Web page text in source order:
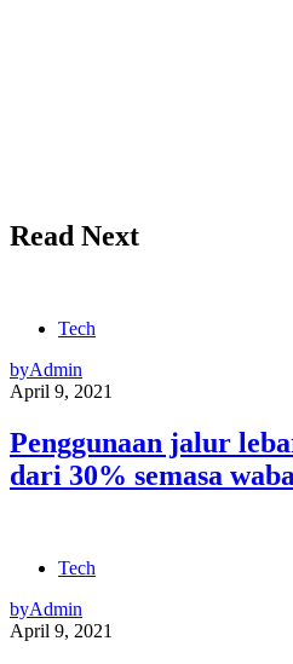
Read Next
Tech
byAdmin
April 9, 2021
Penggunaan jalur
dari 30% semasa
Tech
byAdmin
April 9, 2021